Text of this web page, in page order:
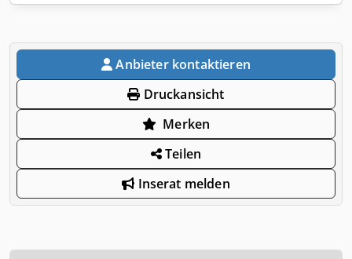
Anbieter kontaktieren
Druckansicht
Merken
Teilen
Inserat melden